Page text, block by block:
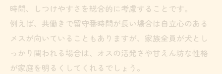
時間、しつけやすさを総合的に考慮することです。
例えば、共働きで留守番時間が長い場合は自立心のある
メスが向いていることもありますが、家族全員が犬とし
っかり関われる場合は、オスの活発さや甘えん坊な性格
が家庭を明るくしてくれるでしょう。